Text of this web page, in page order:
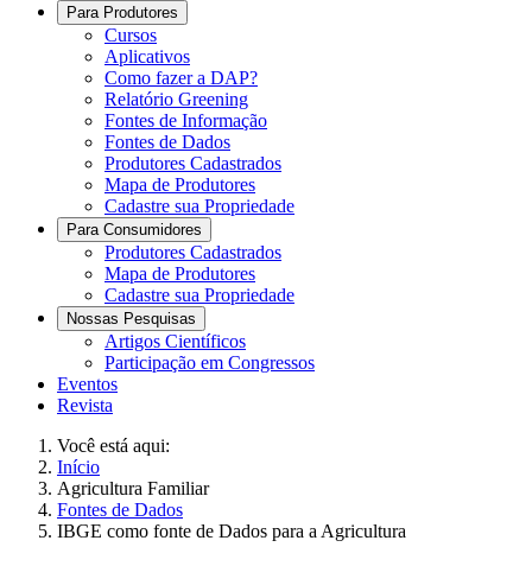
Para Produtores
Cursos
Aplicativos
Como fazer a DAP?
Relatório Greening
Fontes de Informação
Fontes de Dados
Produtores Cadastrados
Mapa de Produtores
Cadastre sua Propriedade
Para Consumidores
Produtores Cadastrados
Mapa de Produtores
Cadastre sua Propriedade
Nossas Pesquisas
Artigos Científicos
Participação em Congressos
Eventos
Revista
Você está aqui:
Início
Agricultura Familiar
Fontes de Dados
IBGE como fonte de Dados para a Agricultura